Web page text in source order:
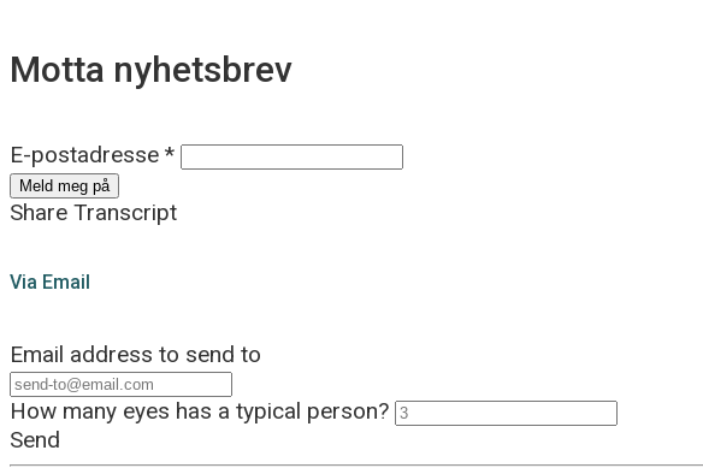
Motta nyhetsbrev
E-postadresse *
Share Transcript
Via Email
Email address to send to
How many eyes has a typical person?
Send